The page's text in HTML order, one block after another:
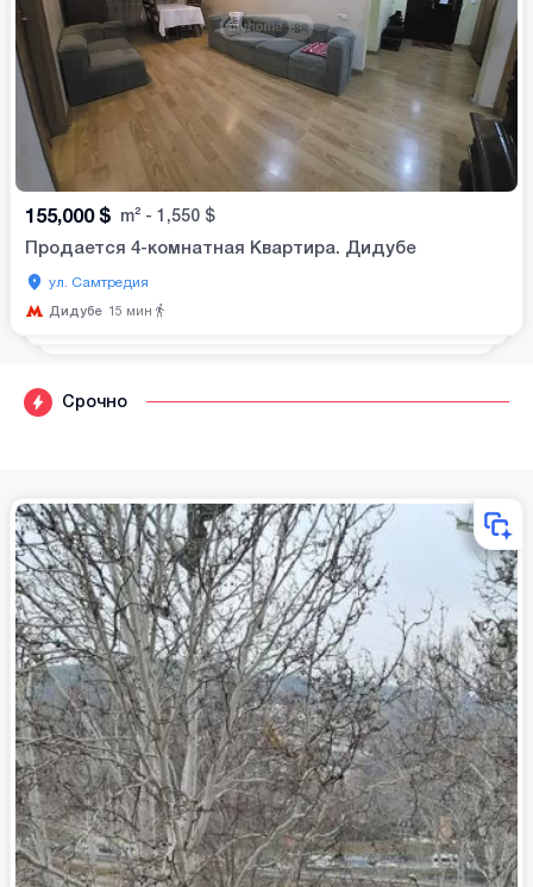
Срочно
155,000 $ m² - 1,550 $
Продается 4-комнатная Квартира. Дидубе
ул. Самтредия
Дидубе 15 мин